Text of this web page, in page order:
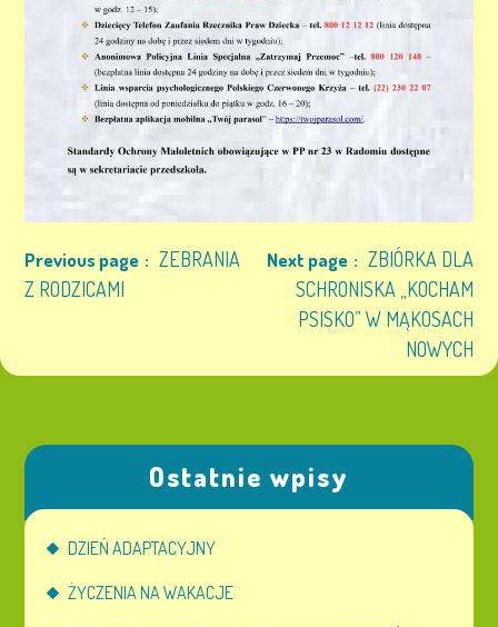
Previous page
ZEBRANIA
Z RODZICAMI
Next page
ZBIÓRKA DLA
SCHRONISKA „KOCHAM
PSISKO” W MĄKOSACH
NOWYCH
Ostatnie wpisy
DZIEŃ ADAPTACYJNY
ŻYCZENIA NA WAKACJE